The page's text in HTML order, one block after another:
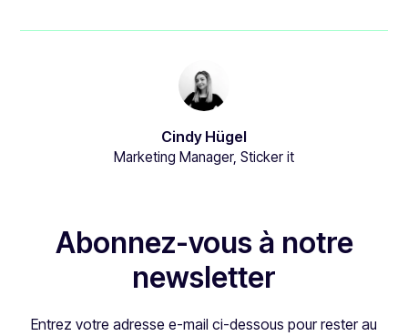
Cindy Hügel
Marketing Manager, Sticker it
Abonnez-vous à notre
newsletter
Entrez votre adresse e-mail ci-dessous pour rester au